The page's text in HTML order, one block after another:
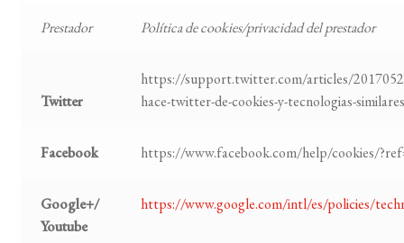
Prestador Política de cookies/privacidad del prestador
Twitter
https://support.twitter.com/articles/
hace-twitter-de-cookies-y-tecnologias-
Facebook https://www.facebook.com/help/cookies/
Google+/
Youtube
https://www.google.com/intl/es/policies/